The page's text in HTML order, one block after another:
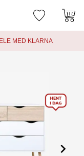
MED KLARNA